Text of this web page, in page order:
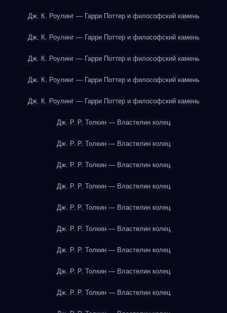
Дж. К. Роулинг — Гарри Поттер и философский камень
Дж. К. Роулинг — Гарри Поттер и философский камень
Дж. К. Роулинг — Гарри Поттер и философский камень
Дж. К. Роулинг — Гарри Поттер и философский камень
Дж. К. Роулинг — Гарри Поттер и философский камень
Дж. Р. Р. Толкин — Властелин колец
Дж. Р. Р. Толкин — Властелин колец
Дж. Р. Р. Толкин — Властелин колец
Дж. Р. Р. Толкин — Властелин колец
Дж. Р. Р. Толкин — Властелин колец
Дж. Р. Р. Толкин — Властелин колец
Дж. Р. Р. Толкин — Властелин колец
Дж. Р. Р. Толкин — Властелин колец
Дж. Р. Р. Толкин — Властелин колец